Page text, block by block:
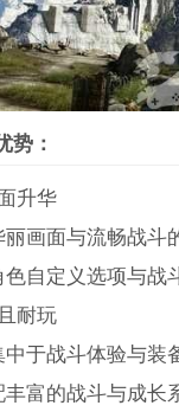
势：
升华
画面与流畅战斗
自定义选项与战
耐玩
于战斗体验与装
富的战斗与成长